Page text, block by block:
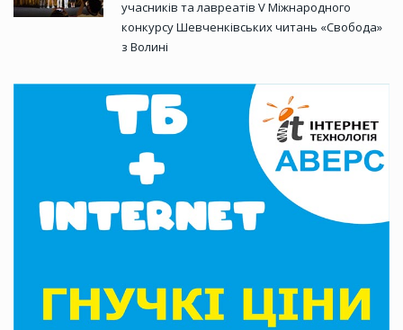
учасників та лавреатів V Міжнародного
конкурсу Шевченківських читань «Свобода»
з Волині